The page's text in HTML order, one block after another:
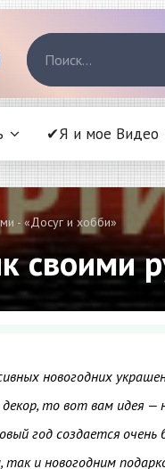
✔Я и мое Видео
- «Досуг и хобби»
своими
новогодних
то вот вам идея —
год создается
и новогодним